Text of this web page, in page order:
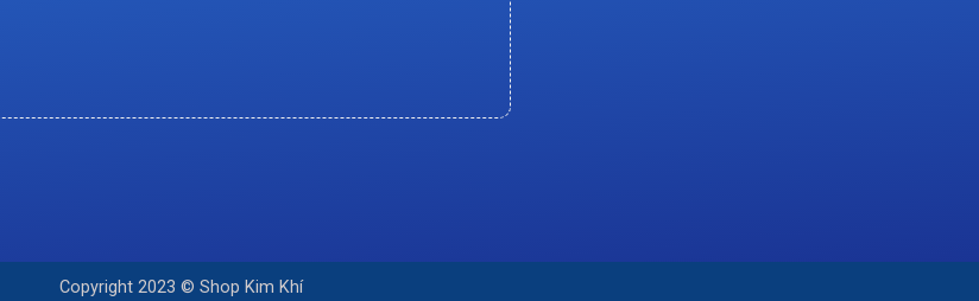
Copyright 2023 © Shop Kim Khí